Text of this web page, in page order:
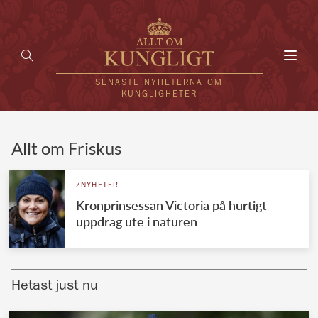
SENASTE NYHETERNA OM
KUNGLIGHETER
UTLÄNDSKT
VÄRLDENS KUNGAHUS
Brittiska kungahuset
Allt om Friskus
ZNYHETER
Kronprinsessan Victoria på hurtigt
uppdrag ute i naturen
Hetast just nu